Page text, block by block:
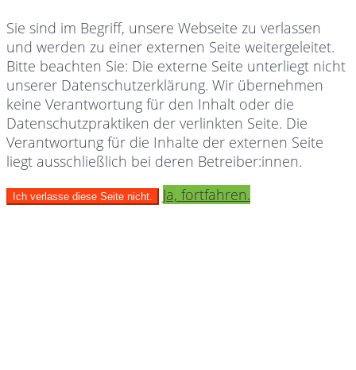
Sie sind im Begriff, unsere Webseite zu verlassen
und werden zu einer externen Seite weitergeleitet.
Bitte beachten Sie: Die externe Seite unterliegt nicht
unserer Datenschutzerklärung. Wir übernehmen
keine Verantwortung für den Inhalt oder die
Datenschutzpraktiken der verlinkten Seite. Die
Verantwortung für die Inhalte der externen Seite
liegt ausschließlich bei deren Betreiber:innen.
Ich verlasse diese Seite nicht. Ja, fortfahren.